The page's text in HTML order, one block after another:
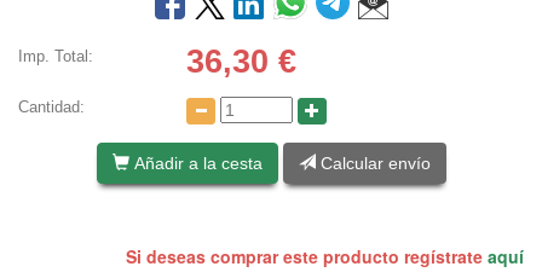
Imp. Total: 36,30 €
Cantidad:
Añadir a la cesta Calcular envío
Si deseas comprar este producto regístrate aquí